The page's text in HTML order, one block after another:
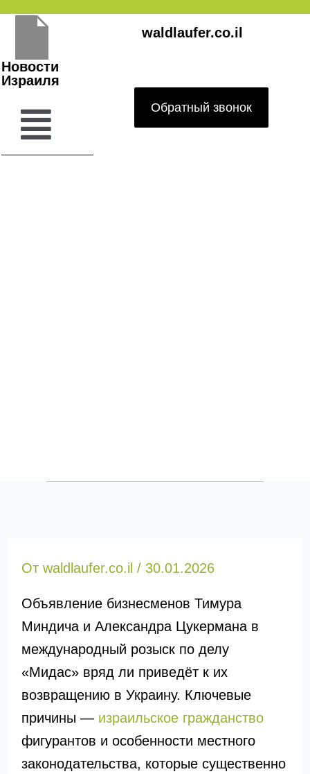
Перейти
содержимому
waldlaufer.co.il
Новости
Израиля
Обратный звонок
От waldlaufer.co.il / 30.01.2026
Объявление бизнесменов Тимура
Миндича и Александра Цукермана в
международный розыск по делу
«Мидас» вряд ли приведёт к их
возвращению в Украину. Ключевые
причины — израильское гражданство
фигурантов и особенности местного
законодательства, которые существенно